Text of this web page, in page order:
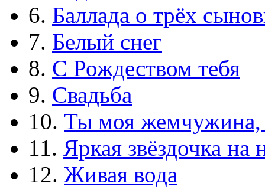
6. Баллада о трёх
7. Белый снег
8. С Рождеством тебя
9. Свадьба
10. Ты моя жемчужина,
11. Яркая звёздочка на
12. Живая вода